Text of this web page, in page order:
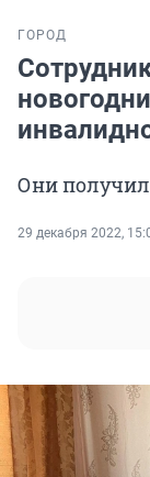
ГОРОД
Они
29 декабря 2022,